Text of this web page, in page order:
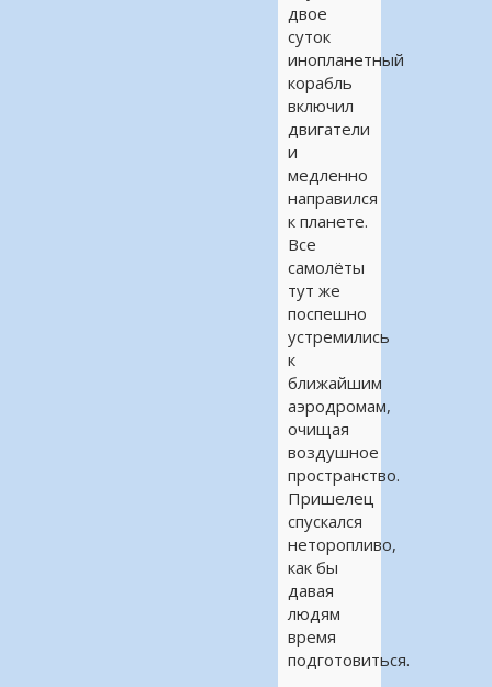
двое
суток
инопланетный
корабль
включил
двигатели
и
медленно
направился
к планете.
Все
самолёты
тут же
поспешно
устремились
к
ближайшим
аэродромам,
очищая
воздушное
пространство.
Пришелец
спускался
неторопливо,
как бы
давая
людям
время
подготовиться.